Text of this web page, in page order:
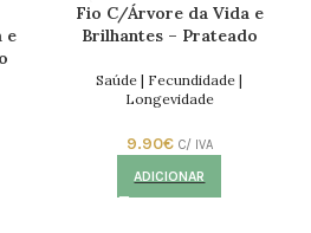
e
Fio C/Árvore da Vida e
Brilhantes – Prateado
Saúde | Fecundidade |
Longevidade
9.90€ C/ IVA
ADICIONAR